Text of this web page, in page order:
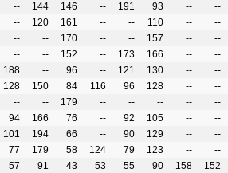
-- 144 146 -- 191 93 --
--
-- 120 161 -- -- 110 --
--
-- -- 170 -- -- 157 --
--
-- -- 152 -- 173 166 --
--
188 -- 96 -- 121 130 --
--
128 150 84 116 96 128 --
--
-- -- 179 -- -- -- --
--
94 166 76 -- 92 105 --
--
101 194 66 -- 90 129 --
--
77 179 58 124 79 123 --
--
57 91 43 53 55 90 158
152